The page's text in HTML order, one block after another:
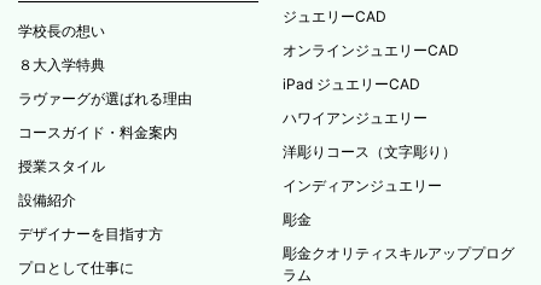
学校長の想い
８大入学特典
ラヴァーグが選ばれる理由
コースガイド・料金案内
授業スタイル
設備紹介
デザイナーを目指す方
プロとして仕事に
ジュエリーCAD
オンラインジュエリーCAD
iPad ジュエリーCAD
ハワイアンジュエリー
洋彫りコース（文字彫り）
インディアンジュエリー
彫金
彫金クオリティスキルアッププログ
ラム